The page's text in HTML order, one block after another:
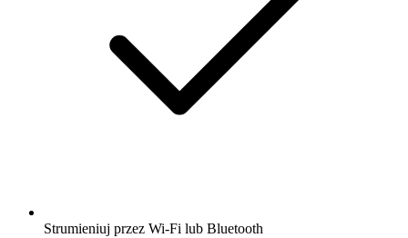
Strumieniuj przez Wi-Fi lub Bluetooth